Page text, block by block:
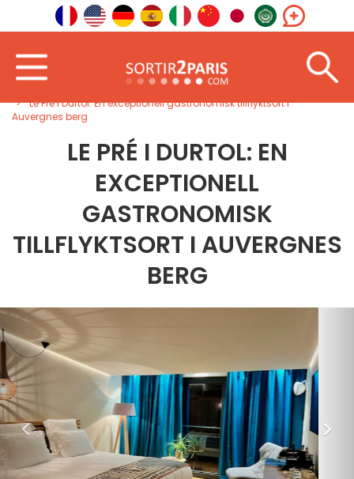
Le Pré i Durtol: En exceptionell gastronomisk tillflyktsort i
Auvergnes berg
LE PRÉ I DURTOL: EN
EXCEPTIONELL
GASTRONOMISK
TILLFLYKTSORT I AUVERGNES
BERG
< >